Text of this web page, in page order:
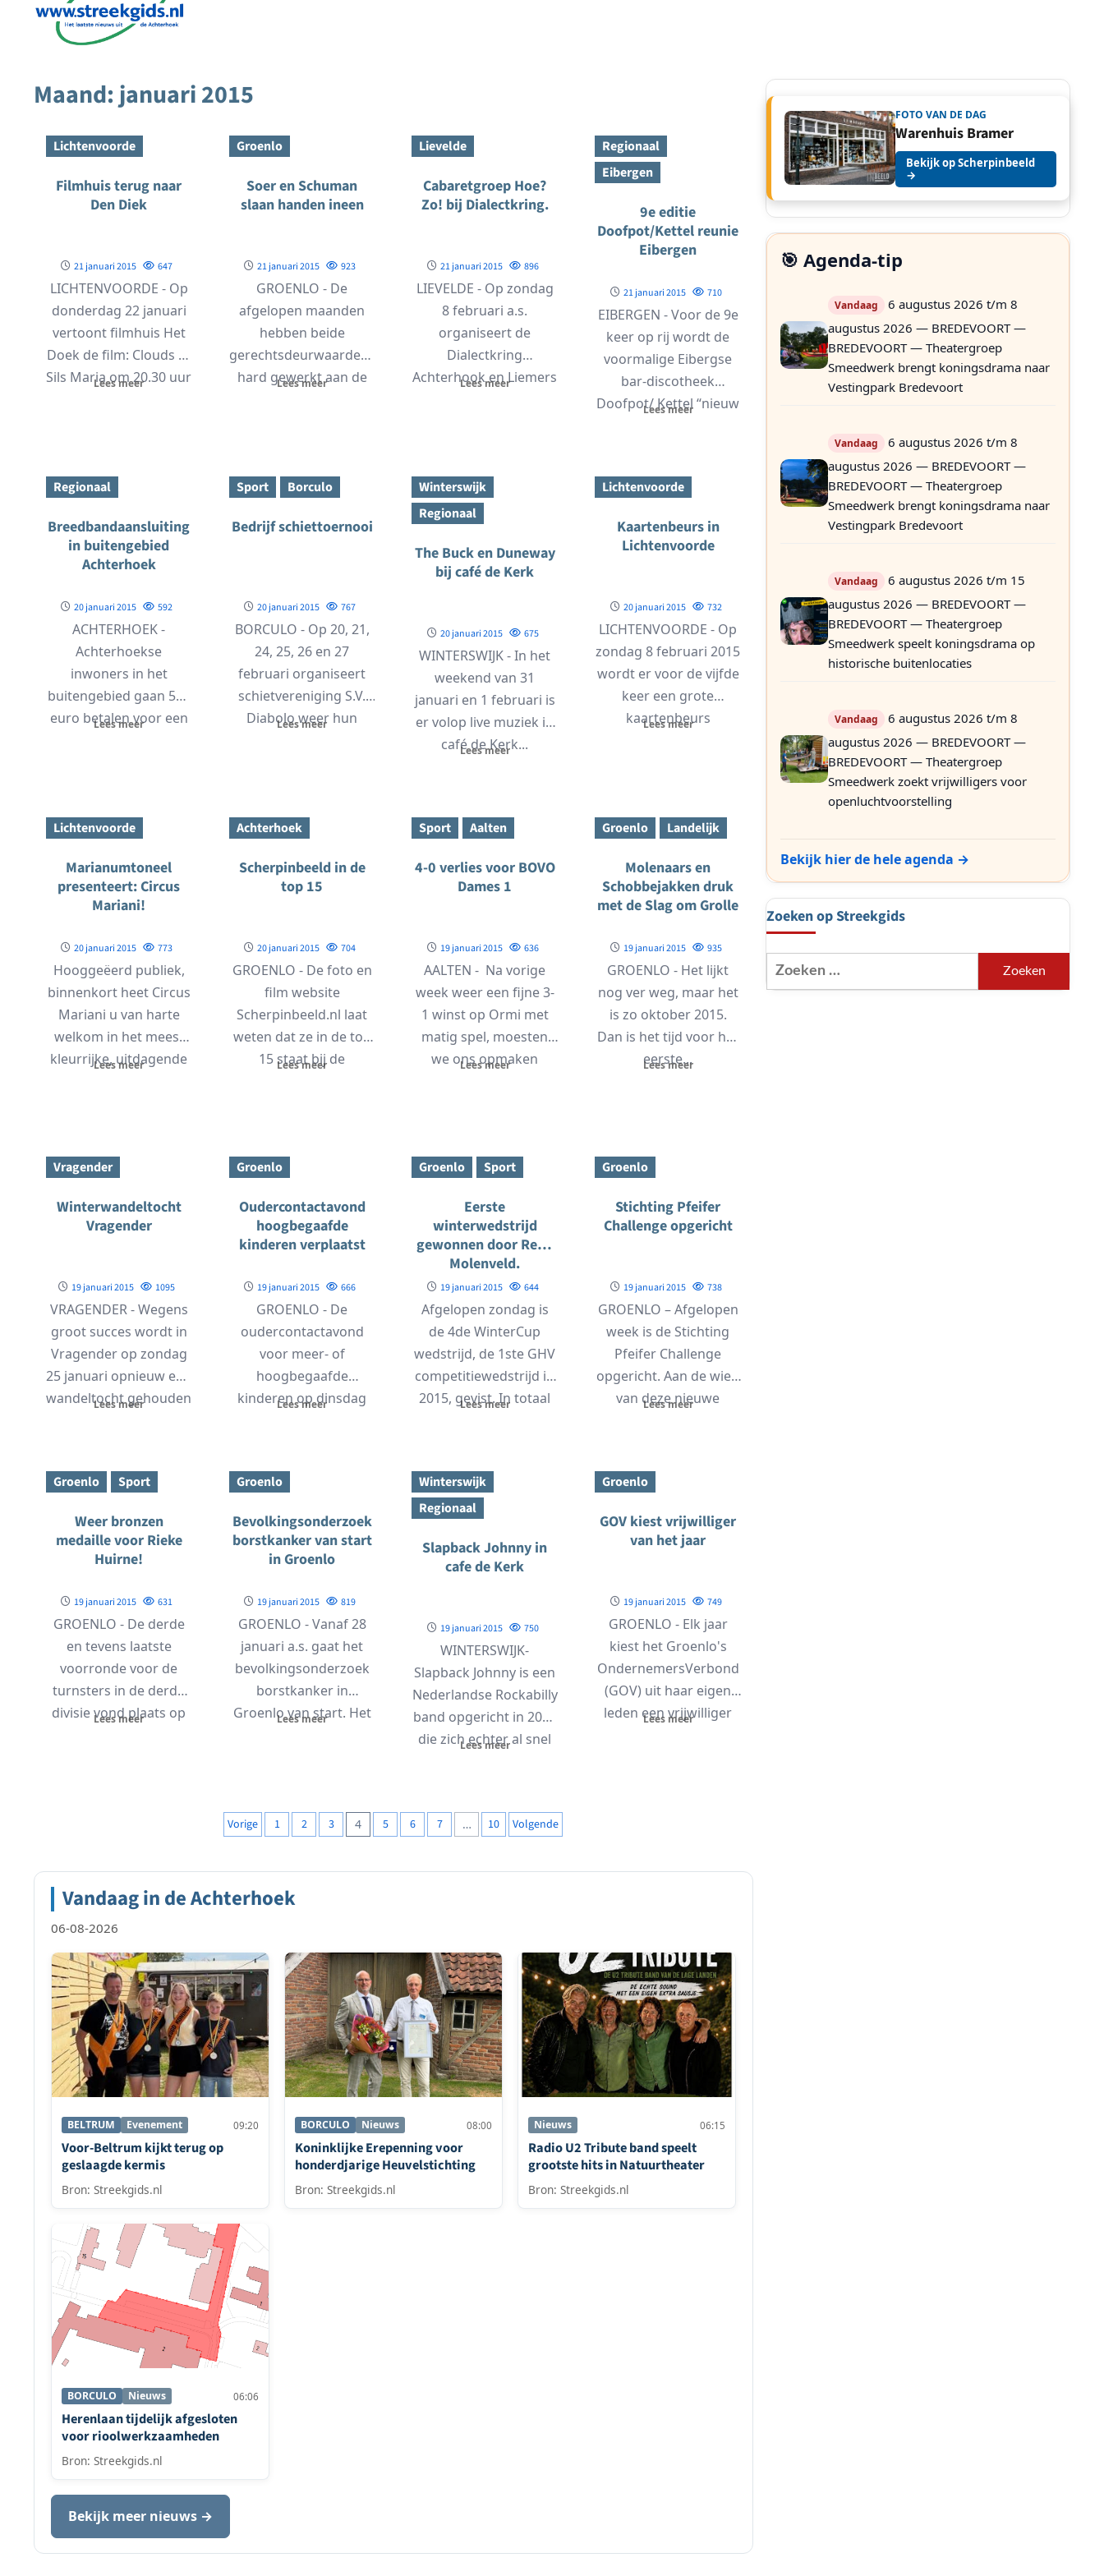
Maand:januari 2015
Lichtenvoorde
Filmhuis terug naar
Den Diek
21 januari 2015 647
LICHTENVOORDE - Op
donderdag 22 januari
vertoont filmhuis Het
Doek de film: Clouds of
Sils Maria om 20.30 uur
Lees meer
Groenlo
Soer en Schuman
slaan handen ineen
21 januari 2015 923
GROENLO - De
afgelopen maanden
hebben beide
gerechtsdeurwaarderkantoren
hard gewerkt aan de
Lees meer
Lievelde
Cabaretgroep Hoe?
Zo! bij Dialectkring.
21 januari 2015 896
LIEVELDE - Op zondag
8 februari a.s.
organiseert de
Dialectkring
Achterhook en Liemers
Lees meer
Regionaal
Eibergen
9e editie
Doofpot/Kettel reunie
Eibergen
21 januari 2015 710
EIBERGEN - Voor de 9e
keer op rij wordt de
voormalige Eibergse
bar-discotheek
Doofpot/ Kettel “nieuw
Lees meer
Regionaal
Breedbandaansluiting
in buitengebied
Achterhoek
20 januari 2015 592
ACHTERHOEK -
Achterhoekse
inwoners in het
buitengebied gaan 500
euro betalen voor een
Lees meer
Sport Borculo
Bedrijf schiettoernooi
20 januari 2015 767
BORCULO - Op 20, 21,
24, 25, 26 en 27
februari organiseert
schietvereniging S.V.
Diabolo weer hun
Lees meer
Winterswijk
Regionaal
The Buck en Duneway
bij café de Kerk
20 januari 2015 675
WINTERSWIJK - In het
weekend van 31
januari en 1 februari is
er volop live muziek in
café de Kerk...
Lees meer
Lichtenvoorde
Kaartenbeurs in
Lichtenvoorde
20 januari 2015 732
LICHTENVOORDE - Op
zondag 8 februari 2015
wordt er voor de vijfde
keer een grote
kaartenbeurs
Lees meer
Lichtenvoorde
Marianumtoneel
presenteert: Circus
Mariani!
20 januari 2015 773
Hooggeëerd publiek,
binnenkort heet Circus
Mariani u van harte
welkom in het meest
kleurrijke, uitdagende
Lees meer
Achterhoek
Scherpinbeeld in de
top 15
20 januari 2015 704
GROENLO - De foto en
film website
Scherpinbeeld.nl laat
weten dat ze in de top
15 staat bij de
Lees meer
Sport Aalten
4-0 verlies voor BOVO
Dames 1
19 januari 2015 636
AALTEN - Na vorige
week weer een fijne 3-
1 winst op Ormi met
matig spel, moesten
we ons opmaken
Lees meer
Groenlo Landelijk
Molenaars en
Schobbejakken druk
met de Slag om Grolle
19 januari 2015 935
GROENLO - Het lijkt
nog ver weg, maar het
is zo oktober 2015.
Dan is het tijd voor het
eerste...
Lees meer
Vragender
Winterwandeltocht
Vragender
19 januari 2015 1095
VRAGENDER - Wegens
groot succes wordt in
Vragender op zondag
25 januari opnieuw een
wandeltocht gehouden
Lees meer
Groenlo
Oudercontactavond
hoogbegaafde
kinderen verplaatst
19 januari 2015 666
GROENLO - De
oudercontactavond
voor meer- of
hoogbegaafde
kinderen op dinsdag
Lees meer
Groenlo Sport
Eerste
winterwedstrijd
gewonnen door René
Molenveld.
19 januari 2015 644
Afgelopen zondag is
de 4de WinterCup
wedstrijd, de 1ste GHV
competitiewedstrijd in
2015, gevist. In totaal
Lees meer
Groenlo
Stichting Pfeifer
Challenge opgericht
19 januari 2015 738
GROENLO – Afgelopen
week is de Stichting
Pfeifer Challenge
opgericht. Aan de wieg
van deze nieuwe
Lees meer
Groenlo Sport
Weer bronzen
medaille voor Rieke
Huirne!
19 januari 2015 631
GROENLO - De derde
en tevens laatste
voorronde voor de
turnsters in de derde
divisie vond plaats op
Lees meer
Groenlo
Bevolkingsonderzoek
borstkanker van start
in Groenlo
19 januari 2015 819
GROENLO - Vanaf 28
januari a.s. gaat het
bevolkingsonderzoek
borstkanker in
Groenlo van start. Het
Lees meer
Winterswijk
Regionaal
Slapback Johnny in
cafe de Kerk
19 januari 2015 750
WINTERSWIJK-
Slapback Johnny is een
Nederlandse Rockabilly
band opgericht in 2011
die zich echter al snel
Lees meer
Groenlo
GOV kiest vrijwilliger
van het jaar
19 januari 2015 749
GROENLO - Elk jaar
kiest het Groenlo's
OndernemersVerbond
(GOV) uit haar eigen
leden een vrijwilliger
Lees meer
Berichten
Vorige 1 2 3 4 5 6 7 … 10 Volgende
Vandaag in de Achterhoek
06-08-2026
BELTRUM Evenement 09:20
Voor-Beltrum kijkt terug op
geslaagde kermis
Bron: Streekgids.nl
BORCULO Nieuws 08:00
Koninklijke Erepenning voor
honderdjarige Heuvelstichting
Bron: Streekgids.nl
Nieuws 06:15
Radio U2 Tribute band speelt
grootste hits in Natuurtheater
Bron: Streekgids.nl
BORCULO Nieuws 06:06
Herenlaan tijdelijk afgesloten
voor rioolwerkzaamheden
Bron: Streekgids.nl
Bekijk meer nieuws →
FOTO VAN DE DAG
Warenhuis Bramer
Bekijk op Scherpinbeeld
→
🎯 Agenda-tip
Vandaag
6 augustus 2026 t/m 8
augustus 2026 — BREDEVOORT —
BREDEVOORT — Theatergroep
Smeedwerk brengt koningsdrama naar
Vestingpark Bredevoort
Vandaag
6 augustus 2026 t/m 8
augustus 2026 — BREDEVOORT —
BREDEVOORT — Theatergroep
Smeedwerk brengt koningsdrama naar
Vestingpark Bredevoort
Vandaag
6 augustus 2026 t/m 15
augustus 2026 — BREDEVOORT —
BREDEVOORT — Theatergroep
Smeedwerk speelt koningsdrama op
historische buitenlocaties
Vandaag
6 augustus 2026 t/m 8
augustus 2026 — BREDEVOORT —
BREDEVOORT — Theatergroep
Smeedwerk zoekt vrijwilligers voor
openluchtvoorstelling
Bekijk hier de hele agenda →
Zoeken op Streekgids
Zoeken
naar: